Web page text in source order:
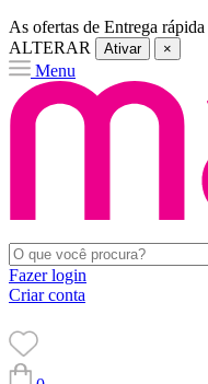
As ofertas de Entrega rápida
ALTERAR
Ativar ×
Menu
Fazer login
Criar conta